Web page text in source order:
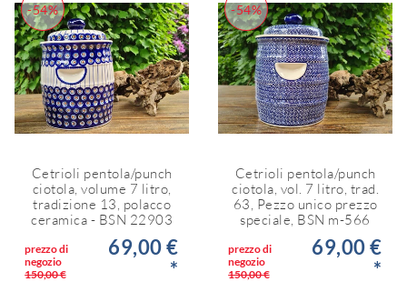
-54%
Cetrioli pentola/punch
ciotola, volume 7 litro,
tradizione 13, polacco
ceramica - BSN 22903
prezzo di
negozio
150,00 €
69,00 €
*
-54%
Cetrioli pentola/punch
ciotola, vol. 7 litro, trad.
63, Pezzo unico prezzo
speciale, BSN m-566
prezzo di
negozio
150,00 €
69,00 €
*